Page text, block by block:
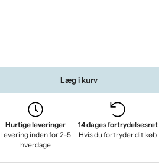
Læg i kurv
Hurtige leveringer
Levering inden for 2–5
hverdage
14 dages fortrydelsesret
Hvis du fortryder dit køb